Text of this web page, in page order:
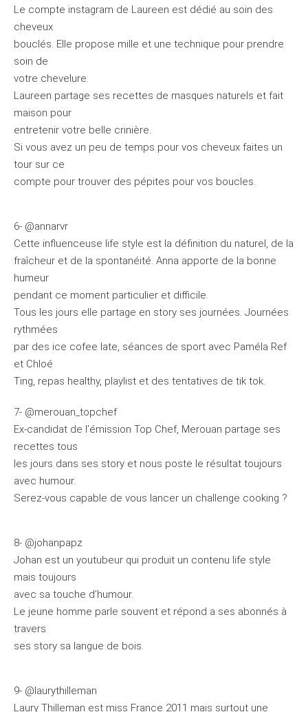
Le compte instagram de Laureen est dédié au soin des
cheveux
bouclés. Elle propose mille et une technique pour prendre
soin de
votre chevelure.
Laureen partage ses recettes de masques naturels et fait
maison pour
entretenir votre belle crinière.
Si vous avez un peu de temps pour vos cheveux faites un
tour sur ce
compte pour trouver des pépites pour vos boucles.
6- @annarvr
Cette influenceuse life style est la définition du naturel, de la
fraîcheur et de la spontanéité. Anna apporte de la bonne
humeur
pendant ce moment particulier et difficile.
Tous les jours elle partage en story ses journées. Journées
rythmées
par des ice cofee late, séances de sport avec Paméla Ref
et Chloé
Ting, repas healthy, playlist et des tentatives de tik tok.
7- @merouan_topchef
Ex-candidat de l’émission Top Chef, Merouan partage ses
recettes tous
les jours dans ses story et nous poste le résultat toujours
avec humour.
Serez-vous capable de vous lancer un challenge cooking ?
8- @johanpapz
Johan est un youtubeur qui produit un contenu life style
mais toujours
avec sa touche d’humour.
Le jeune homme parle souvent et répond a ses abonnés à
travers
ses story sa langue de bois.
9- @laurythilleman
Laury Thilleman est miss France 2011 mais surtout une